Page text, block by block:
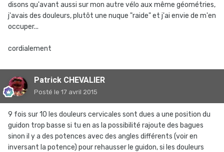
disons qu'avant aussi sur mon autre vélo aux même géométries,
j'avais des douleurs, plutôt une nuque "raide" et j'ai envie de m'en
occuper...
cordialement
Patrick CHEVALIER
Posté le 17 avril 2015
9 fois sur 10 les douleurs cervicales sont dues a une position du
guidon trop basse si tu en as la possibilité rajoute des bagues
sinon il y a des potences avec des angles différents (voir en
inversant la potence) pour rehausser le guidon, si les douleurs